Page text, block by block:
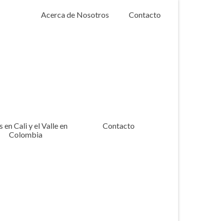
Acerca de Nosotros Contacto
en Cali y el Valle en
Colombia
Contacto